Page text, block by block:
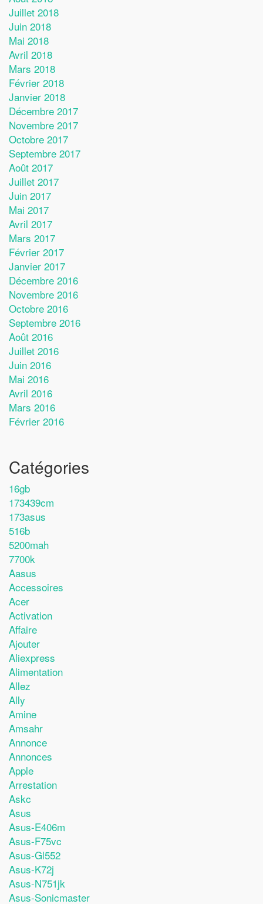
Juillet 2018
Juin 2018
Mai 2018
Avril 2018
Mars 2018
Février 2018
Janvier 2018
Décembre 2017
Novembre 2017
Octobre 2017
Septembre 2017
Août 2017
Juillet 2017
Juin 2017
Mai 2017
Avril 2017
Mars 2017
Février 2017
Janvier 2017
Décembre 2016
Novembre 2016
Octobre 2016
Septembre 2016
Août 2016
Juillet 2016
Juin 2016
Mai 2016
Avril 2016
Mars 2016
Février 2016
Catégories
16gb
173439cm
173asus
516b
5200mah
7700k
Aasus
Accessoires
Acer
Activation
Affaire
Ajouter
Aliexpress
Alimentation
Allez
Ally
Amine
Amsahr
Annonce
Annonces
Apple
Arrestation
Askc
Asus
Asus-E406m
Asus-F75vc
Asus-Gl552
Asus-K72j
Asus-N751jk
Asus-Sonicmaster